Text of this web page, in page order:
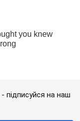
підписуйся на наш